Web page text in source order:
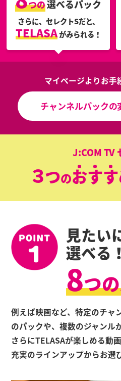
つの選べるパック
さらに、セレクトSだと、
TELASAがみられる！
マイページよりお手
チャンネルパックの
J:COM TV
３つのおすす
見たい
選べる！
8つ
例えば映画など、特定のチャ
のパックや、複数のジャンル
さらにTELASAが楽しめる動
充実のラインアップからお選